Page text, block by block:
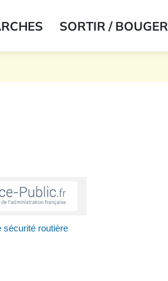
SORTIR / BOUGER
sécurité routière